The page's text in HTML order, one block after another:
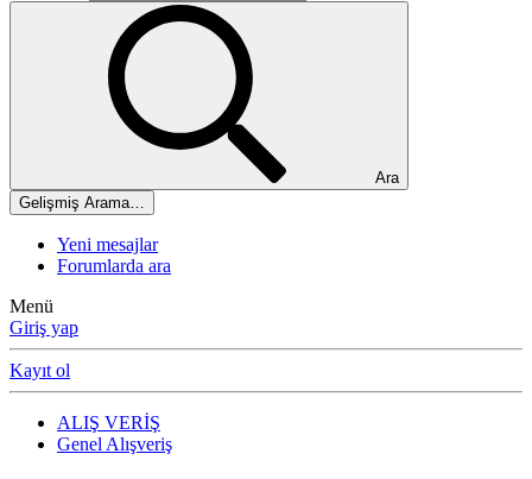
Ara
Gelişmiş Arama…
Yeni mesajlar
Forumlarda ara
Menü
Giriş yap
Kayıt ol
ALIŞ VERİŞ
Genel Alışveriş